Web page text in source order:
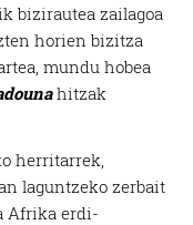
bizirautea zailagoa
horien bizitza
mundu hobea
hitzak
herritarrek,
laguntzeko zerbait
Afrika erdi-